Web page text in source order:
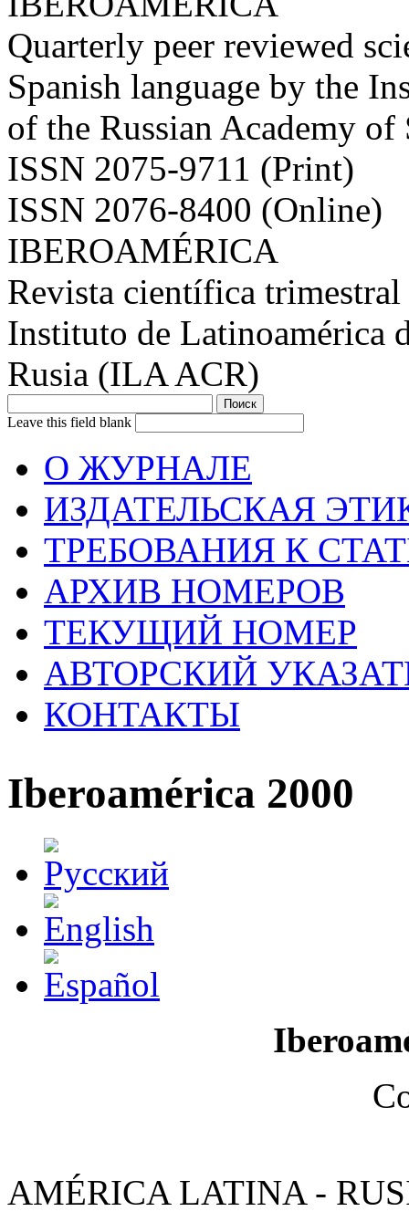
Quarterly peer reviewed
Spanish language by the
of the Russian Academy
ISSN 2075-9711 (Print)
ISSN 2076-8400 (Online)
IBEROAMÉRICA
Revista científica
Instituto de Latinoamérica
Rusia (ILA ACR)
Leave this field blank
О ЖУРНАЛЕ
ИЗДАТЕЛЬСКАЯ
ТРЕБОВАНИЯ К
АРХИВ НОМЕРОВ
ТЕКУЩИЙ НОМЕР
АВТОРСКИЙ
КОНТАКТЫ
Iberoamérica 2000
AMÉRICA LATINA -